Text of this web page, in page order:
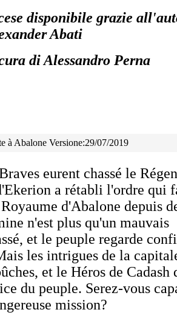
disponibile grazie
Abati
di Alessandro Perna
à Abalone Versione:29/07/2019
eurent chassé le
a rétabli l'ordre qui
d'Abalone depuis
n'est plus qu'un mauvais
et le peuple regarde
les intrigues de la
ûches, et le Héros de Cadash
du peuple. Serez-vous
mission?